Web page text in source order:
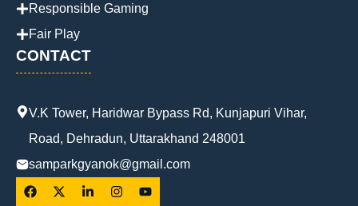
Responsible Gaming
Fair Play
CONTACT
V.K Tower, Haridwar Bypass Rd, Kunjapuri Vihar,
Road, Dehradun, Uttarakhand 248001
samparkgyanok@gmail.com